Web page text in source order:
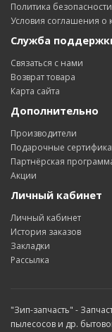
Политика безопасности
Условия соглашения о
Служба
Связаться с нами
Возврат товара
Карта сайта
Дополнительно
Производители
Подарочные
Партнёрская
Акции
Личный кабинет
Личный кабинет
История заказов
Закладки
Рассылка
"Зип-запчасть" -
пылесосов и др.